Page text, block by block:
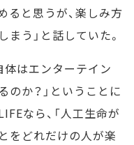
ると思うが、楽しみ方
う」と話していた。
はエンターテイン
のか？」ということに
なら、「人工生命が
をどれだけの人が楽